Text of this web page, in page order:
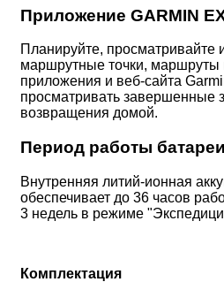
Приложение GARMIN
Планируйте, просматривайте
маршрутные точки, маршруты
приложения и веб-сайта
просматривать завершенные
возвращения домой.
Период работы батареи
Внутренняя литий-ионная
обеспечивает до 36 часов
3 недель в режиме
Комплектация